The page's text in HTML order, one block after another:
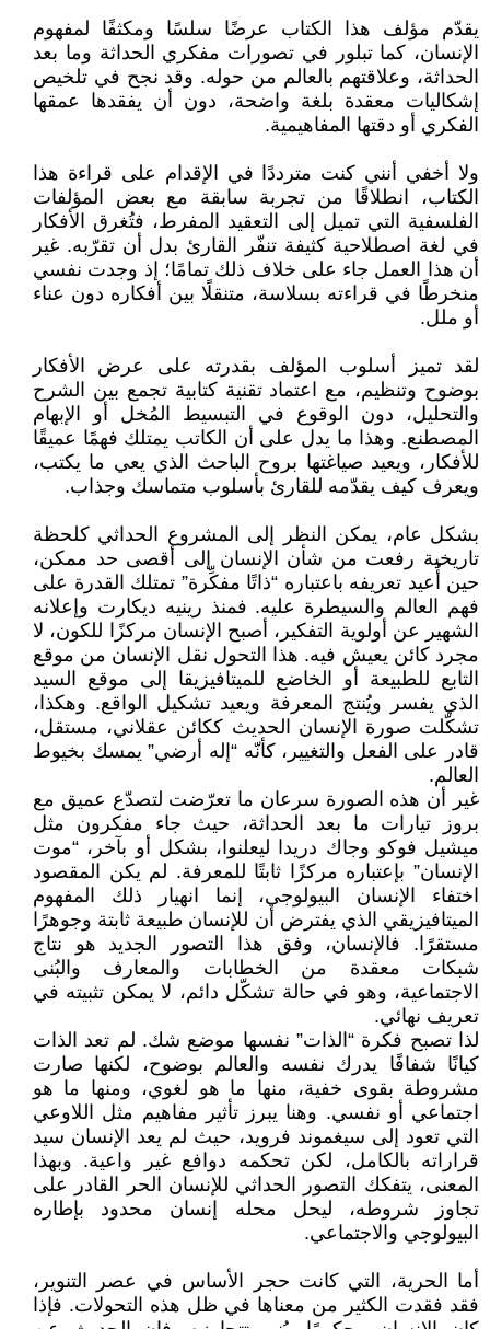
يقدّم مؤلف هذا الكتاب عرضًا سلسًا ومكثفًا لمفهوم
الإنسان، كما تبلور في تصورات مفكري الحداثة وما بعد
الحداثة، وعلاقتهم بالعالم من حوله. وقد نجح في تلخيص
إشكاليات معقدة بلغة واضحة، دون أن يفقدها عمقها
الفكري أو دقتها المفاهيمية.
ولا أخفي أنني كنت مترددًا في الإقدام على قراءة هذا
الكتاب، انطلاقًا من تجربة سابقة مع بعض المؤلفات
الفلسفية التي تميل إلى التعقيد المفرط، فتُغرق الأفكار
في لغة اصطلاحية كثيفة تنفّر القارئ بدل أن تقرّبه. غير
أن هذا العمل جاء على خلاف ذلك تمامًا؛ إذ وجدت نفسي
منخرطًا في قراءته بسلاسة، متنقلًا بين أفكاره دون عناء
أو ملل.
لقد تميز أسلوب المؤلف بقدرته على عرض الأفكار
بوضوح وتنظيم، مع اعتماد تقنية كتابية تجمع بين الشرح
والتحليل، دون الوقوع في التبسيط المُخل أو الإبهام
المصطنع. وهذا ما يدل على أن الكاتب يمتلك فهمًا عميقًا
للأفكار، ويعيد صياغتها بروح الباحث الذي يعي ما يكتب،
ويعرف كيف يقدّمه للقارئ بأسلوب متماسك وجذاب.
بشكل عام، يمكن النظر إلى المشروع الحداثي كلحظة
تاريخية رفعت من شأن الإنسان إلى أقصى حد ممكن،
حين أُعيد تعريفه باعتباره “ذاتًا مفكِّرة” تمتلك القدرة على
فهم العالم والسيطرة عليه. فمنذ رينيه ديكارت وإعلانه
الشهير عن أولوية التفكير، أصبح الإنسان مركزًا للكون، لا
مجرد كائن يعيش فيه. هذا التحول نقل الإنسان من موقع
التابع للطبيعة أو الخاضع للميتافيزيقا إلى موقع السيد
الذي يفسر ويُنتج المعرفة ويعيد تشكيل الواقع. وهكذا،
تشكّلت صورة الإنسان الحديث ككائن عقلاني، مستقل،
قادر على الفعل والتغيير، كأنّه “إله أرضي” يمسك بخيوط
العالم.
غير أن هذه الصورة سرعان ما تعرّضت لتصدّع عميق مع
بروز تيارات ما بعد الحداثة، حيث جاء مفكرون مثل
ميشيل فوكو وجاك دريدا ليعلنوا، بشكل أو بآخر، “موت
الإنسان” بإعتباره مركزًا ثابتًا للمعرفة. لم يكن المقصود
اختفاء الإنسان البيولوجي، إنما انهيار ذلك المفهوم
الميتافيزيقي الذي يفترض أن للإنسان طبيعة ثابتة وجوهرًا
مستقرًا. فالإنسان، وفق هذا التصور الجديد هو نتاج
شبكات معقدة من الخطابات والمعارف والبُنى
الاجتماعية، وهو في حالة تشكّل دائم، لا يمكن تثبيته في
تعريف نهائي.
لذا تصبح فكرة “الذات” نفسها موضع شك. لم تعد الذات
كيانًا شفافًا يدرك نفسه والعالم بوضوح، لكنها صارت
مشروطة بقوى خفية، منها ما هو لغوي، ومنها ما هو
اجتماعي أو نفسي. وهنا يبرز تأثير مفاهيم مثل اللاوعي
التي تعود إلى سيغموند فرويد، حيث لم يعد الإنسان سيد
قراراته بالكامل، لكن تحكمه دوافع غير واعية. وبهذا
المعنى، يتفكك التصور الحداثي للإنسان الحر القادر على
تجاوز شروطه، ليحل محله إنسان محدود بإطاره
البيولوجي والاجتماعي.
أما الحرية، التي كانت حجر الأساس في عصر التنوير،
فقد فقدت الكثير من معناها في ظل هذه التحولات. فإذا